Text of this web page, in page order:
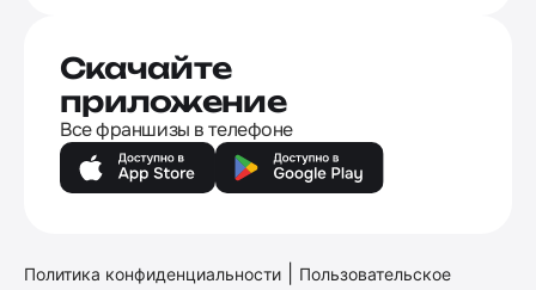
Скачайте
приложение
Все франшизы в телефоне
Политика конфиденциальности
Пользовательское